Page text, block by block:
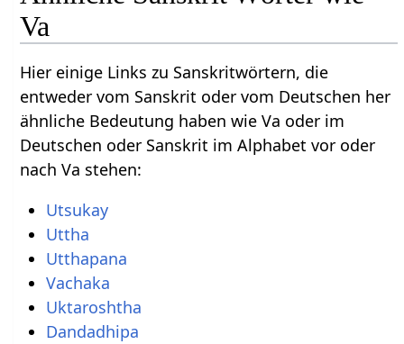
Va
Hier einige Links zu Sanskritwörtern, die
entweder vom Sanskrit oder vom Deutschen her
ähnliche Bedeutung haben wie Va oder im
Deutschen oder Sanskrit im Alphabet vor oder
nach Va stehen:
Utsukay
Uttha
Utthapana
Vachaka
Uktaroshtha
Dandadhipa